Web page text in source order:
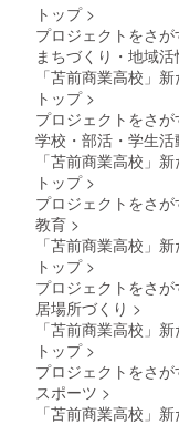
トップ >
プロジェクトをさが
まちづくり・地域
「苫前商業高校」
トップ >
プロジェクトをさが
学校・部活・学生活
「苫前商業高校」
トップ >
プロジェクトをさが
教育 >
「苫前商業高校」
トップ >
プロジェクトをさが
居場所づくり >
「苫前商業高校」
トップ >
プロジェクトをさが
スポーツ >
「苫前商業高校」